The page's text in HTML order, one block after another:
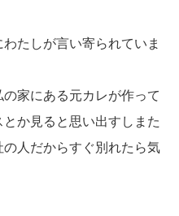
たしが言い寄られていま
家にある元カレが作って
か見ると思い出すしまた
人だからすぐ別れたら気